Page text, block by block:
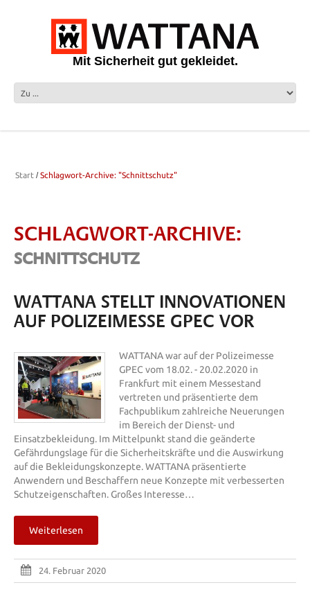
Mit Sicherheit gut gekleidet.
Start Schlagwort-Archive: "Schnittschutz"
SCHLAGWORT-ARCHIVE:
SCHNITTSCHUTZ
WATTANA STELLT INNOVATIONEN
AUF POLIZEIMESSE GPEC VOR
WATTANA war auf der Polizeimesse
GPEC vom 18.02. - 20.02.2020 in
Frankfurt mit einem Messestand
vertreten und präsentierte dem
Fachpublikum zahlreiche Neuerungen
im Bereich der Dienst- und
Einsatzbekleidung. Im Mittelpunkt stand die geänderte
Gefährdungslage für die Sicherheitskräfte und die Auswirkung
auf die Bekleidungskonzepte. WATTANA präsentierte
Anwendern und Beschaffern neue Konzepte mit verbesserten
Schutzeigenschaften. Großes Interesse…
Weiterlesen
24. Februar 2020